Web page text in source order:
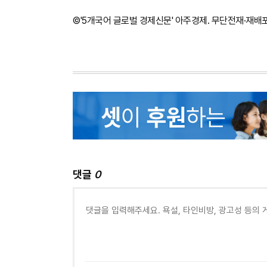
©'5개국어 글로벌 경제신문' 아주경제. 무단전재·재배
댓글 0